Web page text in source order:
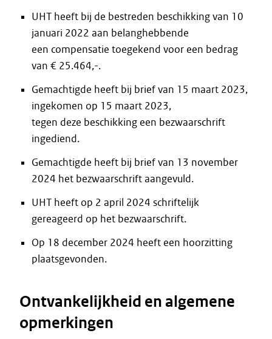
UHT heeft bij de bestreden beschikking van 10
januari 2022 aan belanghebbende
een compensatie toegekend voor een bedrag
van € 25.464,-.
Gemachtigde heeft bij brief van 15 maart 2023,
ingekomen op 15 maart 2023,
tegen deze beschikking een bezwaarschrift
ingediend.
Gemachtigde heeft bij brief van 13 november
2024 het bezwaarschrift aangevuld.
UHT heeft op 2 april 2024 schriftelijk
gereageerd op het bezwaarschrift.
Op 18 december 2024 heeft een hoorzitting
plaatsgevonden.
Ontvankelijkheid en algemene
opmerkingen